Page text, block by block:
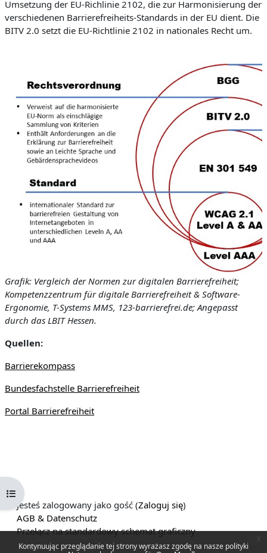
Kontynuując przeglądanie tej strony wyrażasz zgodę na nasze polityki
Otwórz indeks kursu
Umsetzung der EU-Richlinie 2102, die zur Harmonisierung der
verschiedenen Barrierefreiheits-Standards in der EU dient. Die
BITV 2.0 setzt die EU-Richtlinie 2102 in nationales Recht um.
Grafik: Vergleich der Normen zur digitalen Barrierefreiheit;
Kompetenzzentrum für digitale Barrierefreiheit & Software-
Ergonomie, T-Systems MMS, 123-barrierefrei.de; Angepasst
durch das LBIT Hessen.
Quellen:
Barrierekompass
Bundesfachstelle Barrierefreiheit
Portal Barrierefreiheit
Jesteś zalogowany jako gość (Zaloguj się)
AGB & Datenschutz
Przełącz na standardowy schemat graficzny